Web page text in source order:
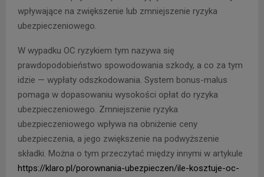
wpływające na zwiększenie lub zmniejszenie ryzyka
ubezpieczeniowego.
W wypadku OC ryzykiem tym nazywa się
prawdopodobieństwo spowodowania szkody, a co za tym
idzie — wypłaty odszkodowania. System bonus-malus
pomaga w dopasowaniu wysokości opłat do ryzyka
ubezpieczeniowego. Zmniejszenie ryzyka
ubezpieczeniowego wpływa na obniżenie ceny
ubezpieczenia, a jego zwiększenie na podwyższenie
składki. Można o tym przeczytać między innymi w artykule
https://klaro.pl/porownania-ubezpieczen/ile-kosztuje-oc-